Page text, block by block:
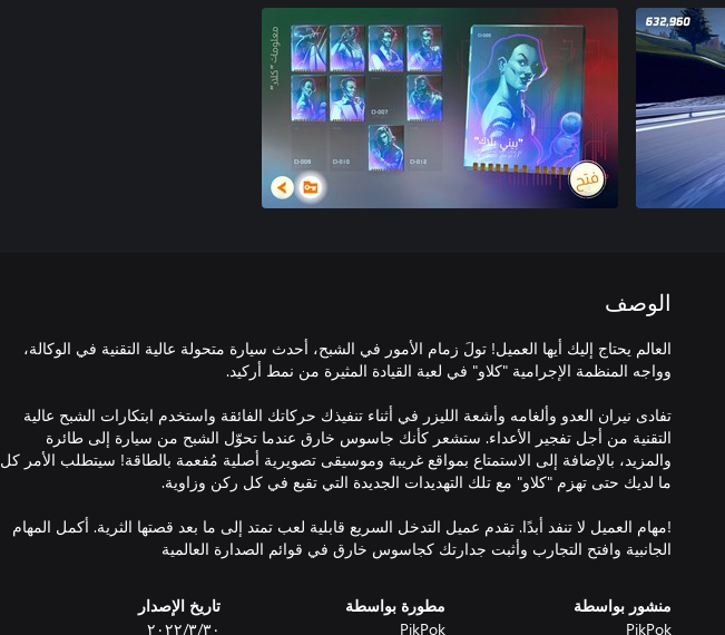
الوصف
العالم يحتاج إليك أيها العميل! تولَ زمام الأمور في الشبح، أحدث سيارة متحولة عالية التقنية في الوكالة،
تفادى نيران العدو وألغامه وأشعة الليزر في أثناء تنفيذك حركاتك الفائقة واستخدم ابتكارات الشبح عالية
التقنية من أجل تفجير الأعداء. ستشعر كأنك جاسوس خارق عندما تحوّل الشبح من سيارة إلى طائرة
والمزيد، بالإضافة إلى الاستمتاع بمواقع غريبة وموسيقى تصويرية أصلية مُفعمة بالطاقة! سيتطلب الأمر كل
!مهام العميل لا تنفد أبدًا. تقدم عميل التدخل السريع قابلية لعب تمتد إلى ما بعد قصتها الثرية. أكمل المهام
الجانبية وافتح التجارب وأثبت جدارتك كجاسوس خارق في قوائم الصدارة العالمية
منشور بواسطة
PikPok
مطورة بواسطة
PikPok
تاريخ الإصدار
٣٠‏/٣‏/٢٠٢٢